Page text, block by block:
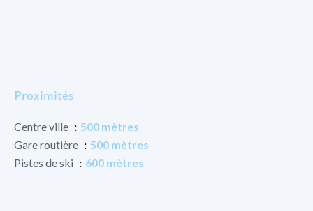
Proximités
Centre ville
500 mètres
Gare routière
500 mètres
Pistes de ski
600 mètres